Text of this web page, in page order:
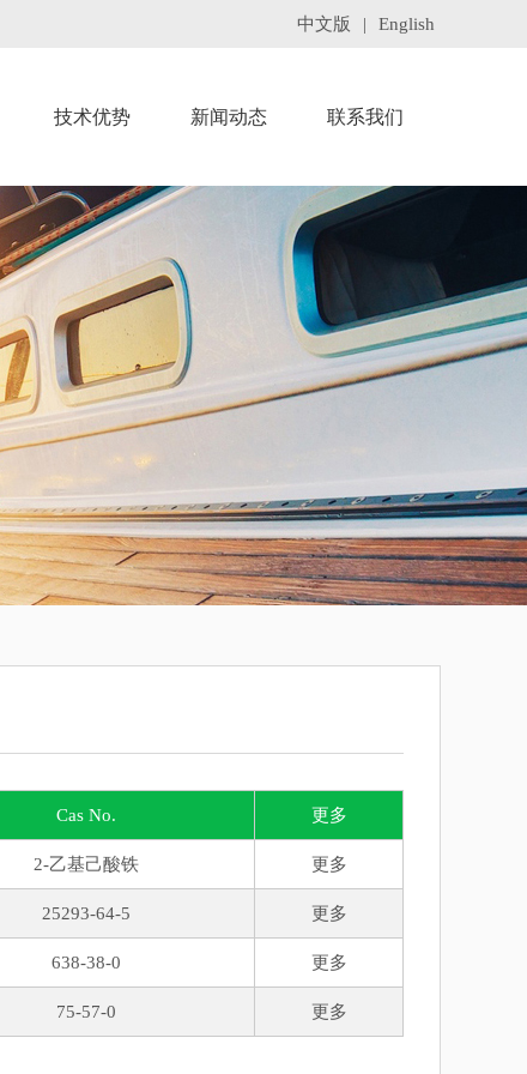
中文版 | English
技术优势 新闻动态 联系我们
Cas No. 更多
2-乙基己酸铁 更多
25293-64-5 更多
638-38-0 更多
75-57-0 更多